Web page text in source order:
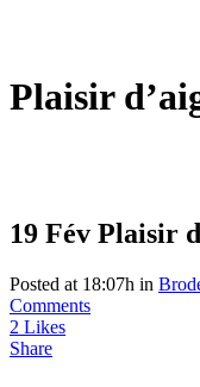
Plaisir
19 Fév Plaisir
Posted at 18:07h in
Comments
2 Likes
Share